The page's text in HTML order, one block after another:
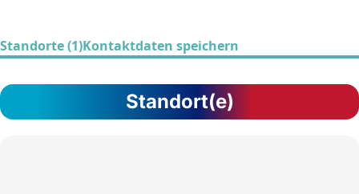
Standorte (1)Kontaktdaten speichern
Standort(e)